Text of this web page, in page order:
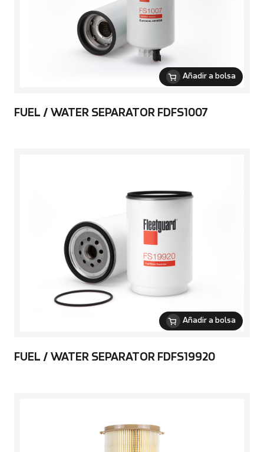
Añadir a bolsa
FUEL / WATER SEPARATOR FDFS1007
Añadir a bolsa
FUEL / WATER SEPARATOR FDFS19920